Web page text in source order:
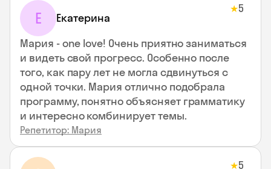
Е Екатерина
★5
Мария - one love! Очень приятно заниматься
и видеть свой прогресс. Особенно после
того, как пару лет не могла сдвинуться с
одной точки. Мария отлично подобрала
программу, понятно объясняет грамматику
и интересно комбинирует темы.
Репетитор: Мария
★5